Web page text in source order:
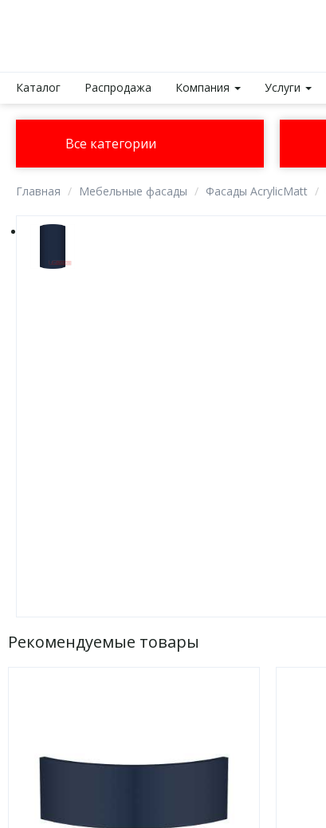
Каталог Распродажа Компания Услуги
Все категории
Главная Мебельные фасады Фасады AcrylicMatt
Рекомендуемые товары